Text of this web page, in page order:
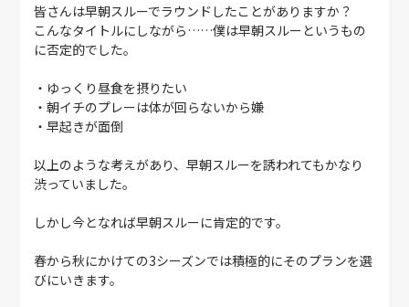
皆さんは早朝スルーでラウンドしたことがありますか？
こんなタイトルにしながら……僕は早朝スルーというもの
に否定的でした。
・ゆっくり昼食を摂りたい
・朝イチのプレーは体が回らないから嫌
・早起きが面倒
以上のような考えがあり、早朝スルーを誘われてもかなり
渋っていました。
しかし今となれば早朝スルーに肯定的です。
春から秋にかけての3シーズンでは積極的にそのプランを選
びにいきます。